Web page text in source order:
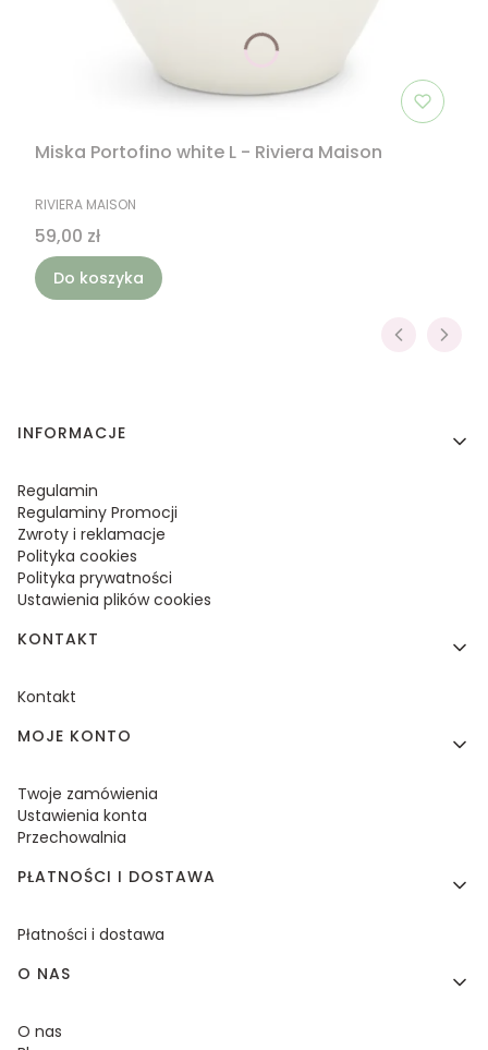
Miska Portofino white L - Riviera Maison
PRODUCENT
RIVIERA MAISON
Cena
59,00 zł
Do koszyka
Linki w stopce
INFORMACJE
Regulamin
Regulaminy Promocji
Zwroty i reklamacje
Polityka cookies
Polityka prywatności
Ustawienia plików cookies
KONTAKT
Kontakt
MOJE KONTO
Twoje zamówienia
Ustawienia konta
Przechowalnia
PŁATNOŚCI I DOSTAWA
Płatności i dostawa
O NAS
O nas